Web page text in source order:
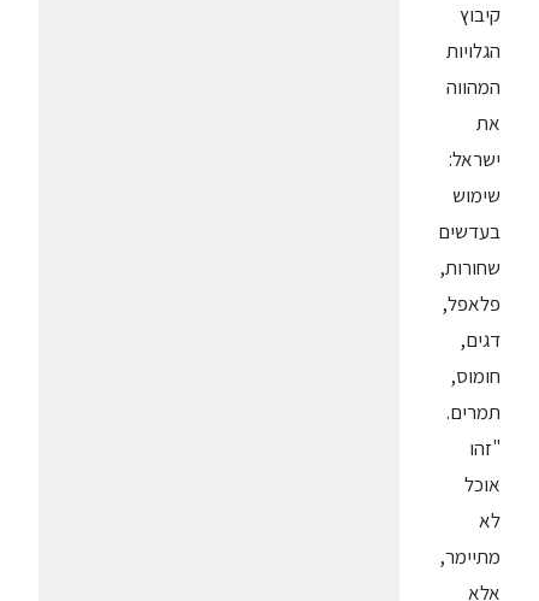
קיבוץ
הגלויות
המהווה
את
ישראל:
שימוש
בעדשים
שחורות,
פלאפל,
דגים,
חומוס,
תמרים.
"זהו
אוכל
לא
מתיימר,
אלא